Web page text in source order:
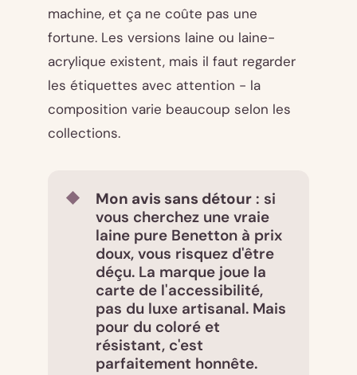
machine, et ça ne coûte pas une
fortune. Les versions laine ou laine-
acrylique existent, mais il faut regarder
les étiquettes avec attention - la
composition varie beaucoup selon les
collections.
Mon avis sans détour : si
vous cherchez une vraie
laine pure Benetton à prix
doux, vous risquez d'être
déçu. La marque joue la
carte de l'accessibilité,
pas du luxe artisanal. Mais
pour du coloré et
résistant, c'est
parfaitement honnête.